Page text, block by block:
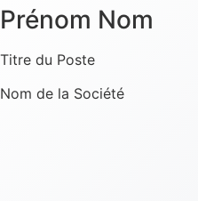
Prénom Nom
Titre du Poste
Nom de la Société